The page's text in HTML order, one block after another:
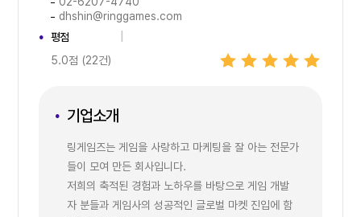
dhshin@ringgames.com
평점
5.0점 (22건)
기업소개
링게임즈는 게임을 사랑하고 마케팅을 잘 아는 전문가
들이 모여 만든 회사입니다.
저희의 축적된 경험과 노하우를 바탕으로 게임 개발
자 분들과 게임사의 성공적인 글로벌 마켓 진입에 함